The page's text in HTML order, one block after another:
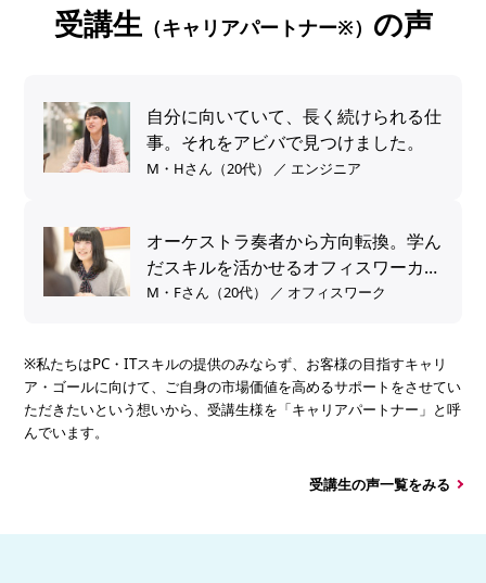
受講生（キャリアパートナー※） の声
自分に向いていて、長く続けられる仕
事。それをアビバで見つけました。
M・Hさん（20代） ／ エンジニア
オーケストラ奏者から方向転換。学ん
だスキルを活かせるオフィスワーカー
へ。
M・Fさん（20代） ／ オフィスワーク
※私たちはPC・ITスキルの提供のみならず、お客様の目指すキャリ
ア・ゴールに向けて、ご自身の市場価値を高めるサポートをさせてい
ただきたいという想いから、受講生様を「キャリアパートナー」と呼
んでいます。
受講生の声一覧をみる